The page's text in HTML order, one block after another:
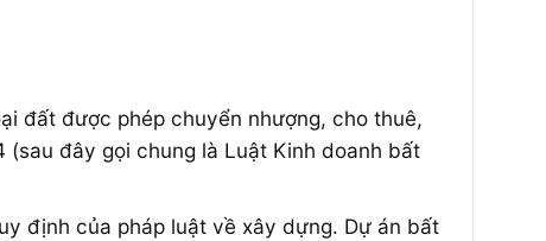
đất được phép chuyển nhượng, cho thuê,
đây gọi chung là Luật Kinh doanh bất
định của pháp luật về xây dựng. Dự án bất